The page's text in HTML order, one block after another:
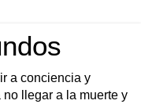
a conciencia y
llegar a la muerte y